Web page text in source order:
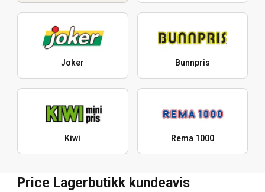
Joker Bunnpris
Kiwi Rema 1000
Price Lagerbutikk kundeavis